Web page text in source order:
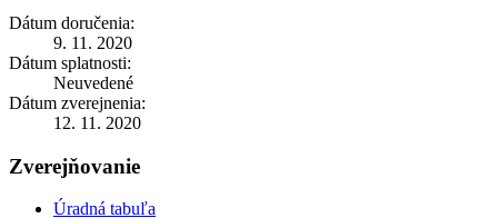
Dátum doručenia:
9. 11. 2020
Dátum splatnosti:
Neuvedené
Dátum zverejnenia:
12. 11. 2020
Zverejňovanie
Úradná tabuľa